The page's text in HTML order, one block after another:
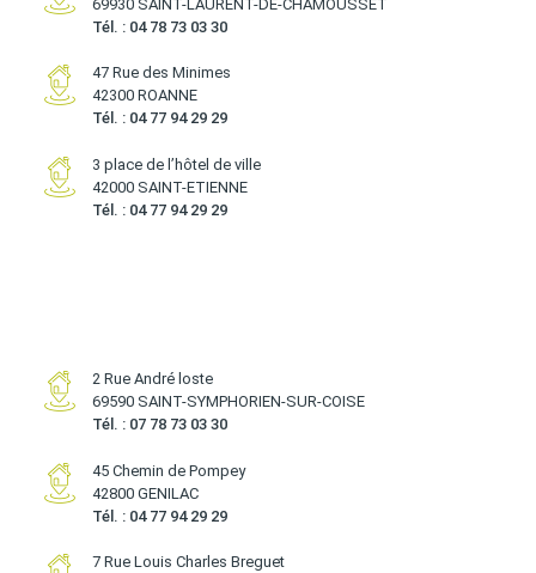
69930 SAINT-LAURENT-DE-CHAMOUSSET
Tél. : 04 78 73 03 30
47 Rue des Minimes
42300 ROANNE
Tél. : 04 77 94 29 29
3 place de l’hôtel de ville
42000 SAINT-ETIENNE
Tél. : 04 77 94 29 29
2 Rue André loste
69590 SAINT-SYMPHORIEN-SUR-COISE
Tél. : 07 78 73 03 30
45 Chemin de Pompey
42800 GENILAC
Tél. : 04 77 94 29 29
7 Rue Louis Charles Breguet